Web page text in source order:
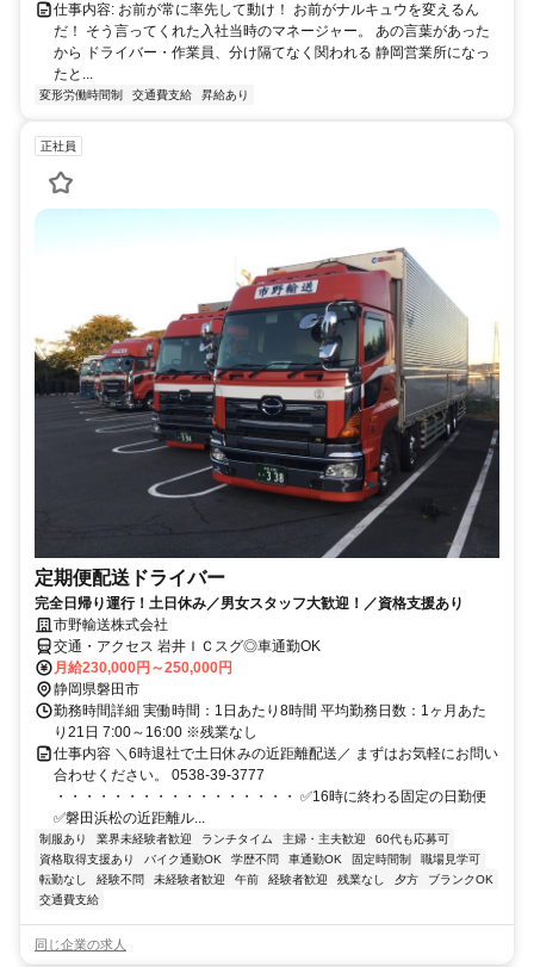
仕事内容: お前が常に率先して動け！ お前がナルキュウを変えるん
だ！ そう言ってくれた入社当時のマネージャー。 あの言葉があった
から ドライバー・作業員、分け隔てなく関われる 静岡営業所になっ
たと...
変形労働時間制 交通費支給 昇給あり
正社員
定期便配送ドライバー
完全日帰り運行！土日休み／男女スタッフ大歓迎！／資格支援あり
市野輸送株式会社
交通・アクセス 岩井ＩＣスグ◎車通勤OK
月給230,000円～250,000円
静岡県磐田市
勤務時間詳細 実働時間：1日あたり8時間 平均勤務日数：1ヶ月あた
り21日 7:00～16:00 ※残業なし
仕事内容 ＼6時退社で土日休みの近距離配送／ まずはお気軽にお問い
合わせください。 0538-39-3777
・・・・・・・・・・・・・・・・・ ✅16時に終わる固定の日勤便
✅磐田浜松の近距離ル...
制服あり 業界未経験者歓迎 ランチタイム 主婦・主夫歓迎
60代も応募可
資格取得支援あり
バイク通勤OK 学歴不問 車通勤OK 固定時間制
職場見学可
転勤なし
経験不問 未経験者歓迎 午前 経験者歓迎 残業なし 夕方
ブランクOK
交通費支給
同じ企業の求人